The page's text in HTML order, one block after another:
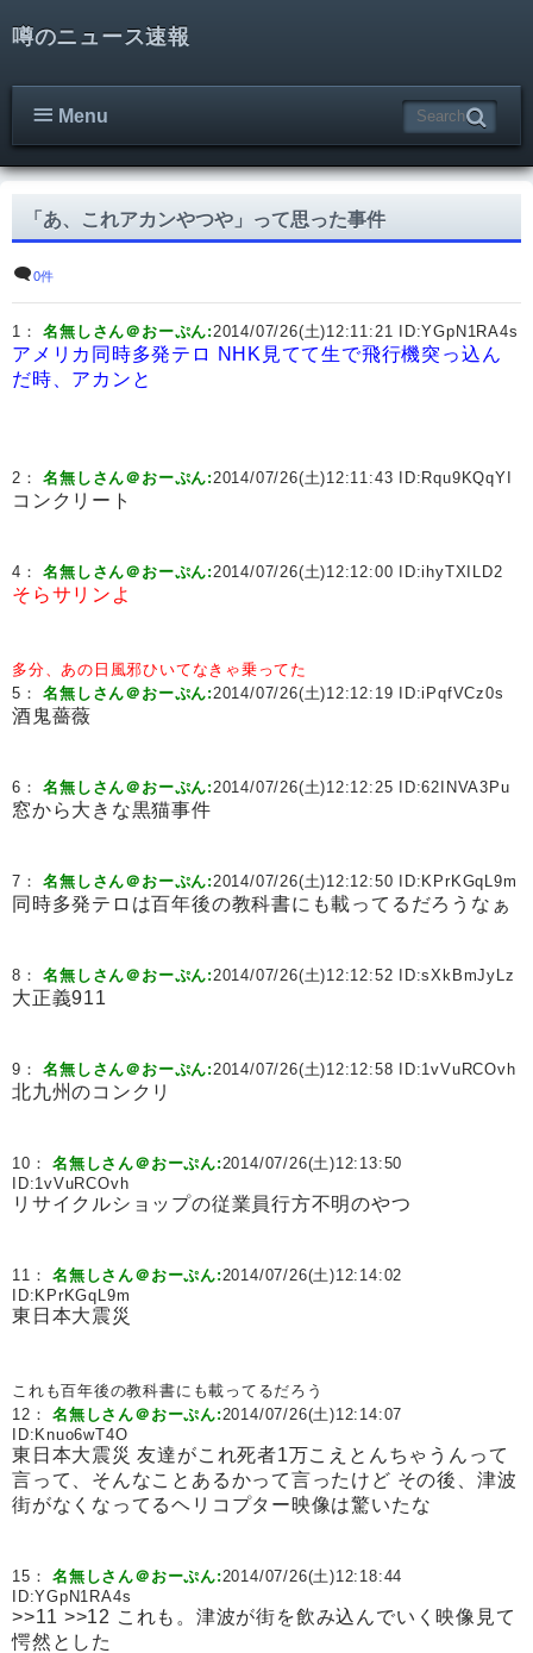
噂のニュース速報
Menu
「あ、これアカンやつや」って思った事件
0件
1：名無しさん＠おーぷん:2014/07/26(土)12:11:21 ID:YGpN1RA4s
アメリカ同時多発テロ
NHK見てて生で飛行機突っ込ん
だ時、アカンと
2：名無しさん＠おーぷん:2014/07/26(土)12:11:43 ID: Rqu9KQqYI
コンクリート
4：名無しさん＠おーぷん:2014/07/26(土)12:12:00 ID:ihyTXILD2
そらサリンよ
多分、あの日風邪ひいてなきゃ乗ってた
5：名無しさん＠おーぷん:2014/07/26(土)12:12:19 ID:iPqfVCz0s
酒鬼薔薇
6：名無しさん＠おーぷん:2014/07/26(土)12:12:25 ID:62INVA3Pu
窓から大きな黒猫事件
7：名無しさん＠おーぷん:2014/07/26(土)12:12:50 ID: KPrKGqL9m
同時多発テロは百年後の教科書にも載ってるだろうなぁ
8：名無しさん＠おーぷん:2014/07/26(土)12:12:52 ID:sXkBmJyLz
大正義911
9：名無しさん＠おーぷん:2014/07/26(土)12:12:58 ID:1vVuRCOvh
北九州のコンクリ
10：名無しさん＠おーぷん:2014/07/26(土)12:13:50
ID:1vVuRCOvh
リサイクルショップの従業員行方不明のやつ
11：名無しさん＠おーぷん:2014/07/26(土)12:14:02
ID: KPrKGqL9m
東日本大震災
これも百年後の教科書にも載ってるだろう
12：名無しさん＠おーぷん:2014/07/26(土)12:14:07
ID: Knuo6wT4O
東日本大震災 友達がこれ死者1万こえとんちゃうんって
言って、そんなことあるかって言ったけど その後、津波
街がなくなってるヘリコプター映像は驚いたな
15：名無しさん＠おーぷん:2014/07/26(土)12:18:44
ID:YGpN1RA4s
>>11 >>12 これも。津波が街を飲み込んでいく映像見て
愕然とした